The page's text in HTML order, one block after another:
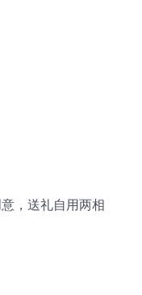
，送礼自用两相